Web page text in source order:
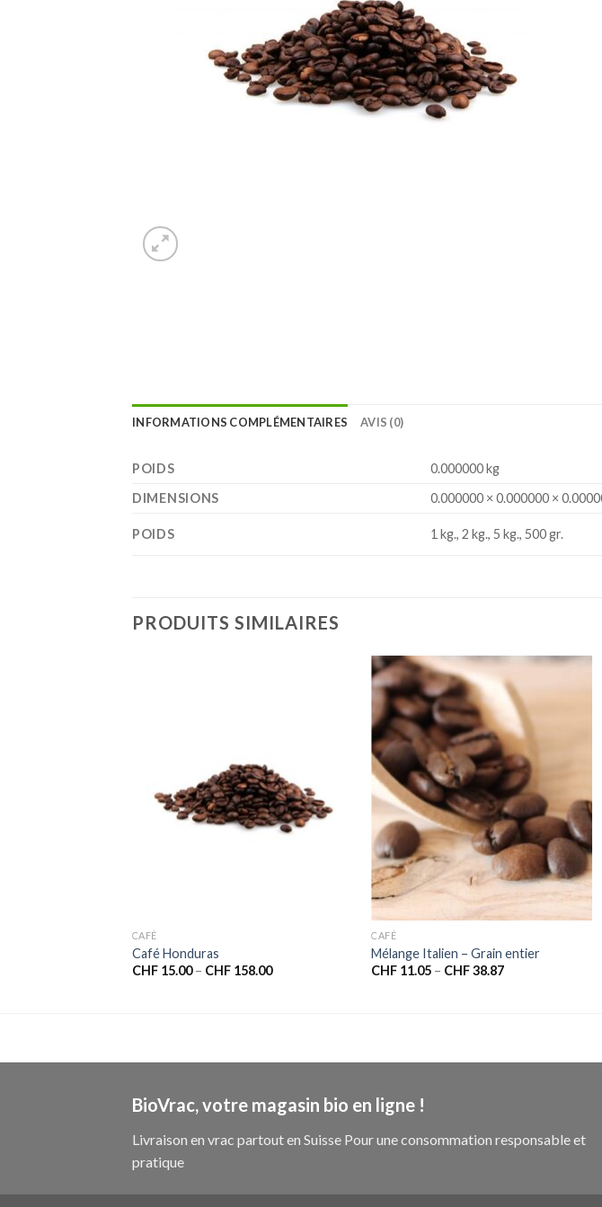
INFORMATIONS COMPLÉMENTAIRES AVIS (0)
POIDS
0.000000 kg
DIMENSIONS
0.000000 × 0.000000 ×
POIDS 1 kg., 2 kg., 5 kg., 500 gr.
PRODUITS SIMILAIRES
CAFÉ
Café Honduras
CHF15.00– CHF158.00
CAFÉ
Mélange Italien – Grain entier
CHF 11.05 – CHF38.87
BioVrac, votre magasin bio en ligne !
Livraison en vrac partout en Suisse Pour une consommation responsable et
pratique